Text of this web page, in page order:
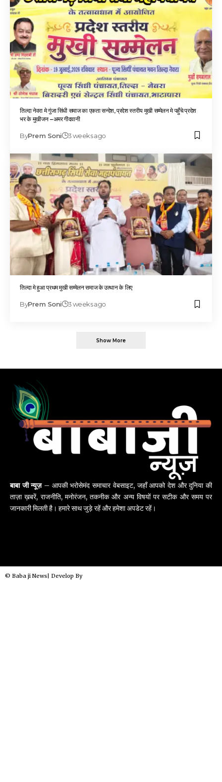
तिल्दा नेवरा मे गुंजा सिंधी समाज का एकता सन्देश, प्रदेश स्तरीय मुखी सम्मेलन मे पहुँचे प्रदेश
भर के मुखीजन –अमर गीदवानी
ByPrem Soni 3 weeks ago
तिल्दा मे हुआ प्रथम मुखी सम्मेलन समाज के उत्थान के लिए
ByPrem Soni 3 weeks ago
Show More
बाबा जी न्यूज़– आपकी भरोसेमंद समाचार वेबसाइट, जहाँ आपको देश और दुनिया की
ताज़ा ख़बरें, राजनीति, मनोरंजन, तकनीक और अन्य विषयों पर सटीक और समय पर
जानकारी मिलती है। हमारे साथ जुड़े रहें और हमेशा अपडेट रहें।
© Baba ji News| Develop By